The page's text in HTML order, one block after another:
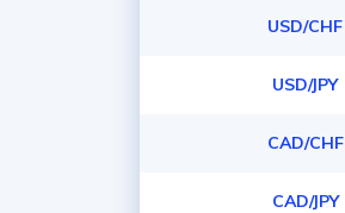
USD/CHF
USD/JPY
CAD/CHF
CAD/JPY